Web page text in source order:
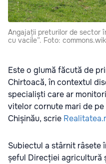
Angajații preturilor de sector
cu vacile”. Foto:
Este o glumă făcută de
Chirtoacă, în contextul
specialiști care ar
vitelor cornute mari de
Chișinău, scrie
Subiectul a stârnit râsete
șeful Direcției agricultură